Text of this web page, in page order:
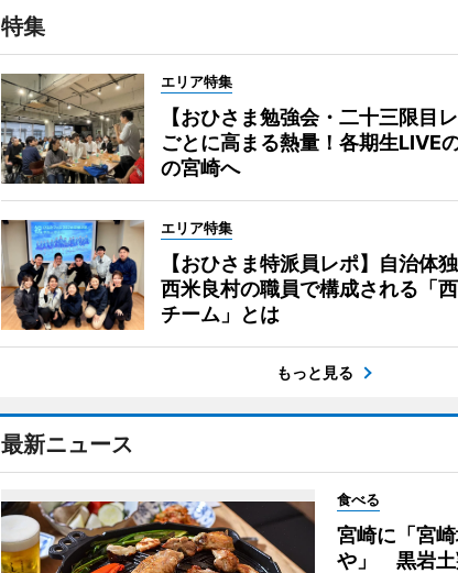
特集
エリア特集
【おひさま勉強会・二十三限目
ごとに高まる熱量！各期生LIVE
の宮崎へ
エリア特集
【おひさま特派員レポ】自治体
西米良村の職員で構成される「
チーム」とは
もっと見る
最新ニュース
食べる
宮崎に「宮
や」 黒岩土